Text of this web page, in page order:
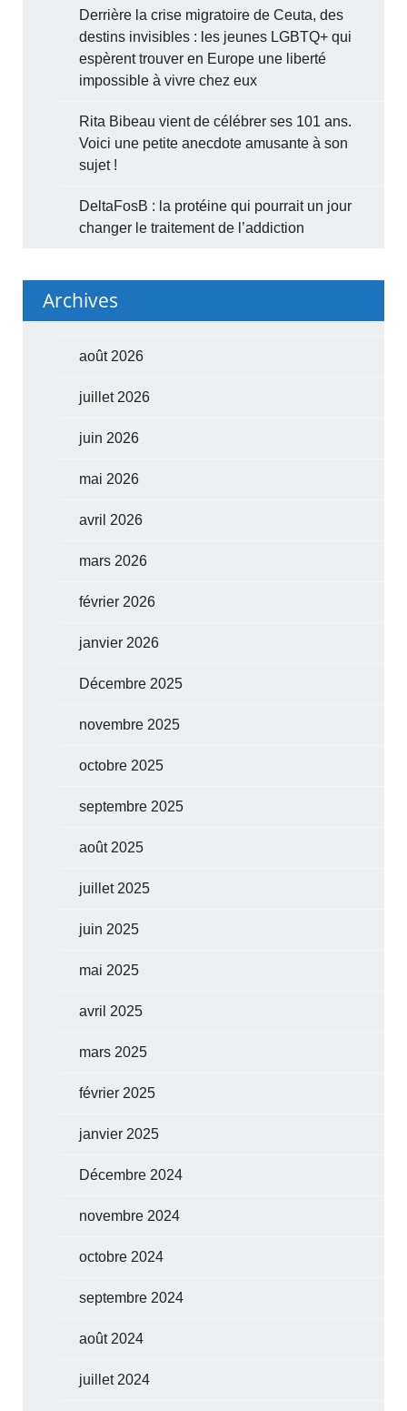
Derrière la crise migratoire de Ceuta, des
destins invisibles : les jeunes LGBTQ+ qui
espèrent trouver en Europe une liberté
impossible à vivre chez eux
Rita Bibeau vient de célébrer ses 101 ans.
Voici une petite anecdote amusante à son
sujet !
DeltaFosB : la protéine qui pourrait un jour
changer le traitement de l’addiction
Archives
août 2026
juillet 2026
juin 2026
mai 2026
avril 2026
mars 2026
février 2026
janvier 2026
Décembre 2025
novembre 2025
octobre 2025
septembre 2025
août 2025
juillet 2025
juin 2025
mai 2025
avril 2025
mars 2025
février 2025
janvier 2025
Décembre 2024
novembre 2024
octobre 2024
septembre 2024
août 2024
juillet 2024